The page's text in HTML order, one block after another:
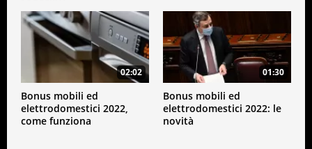
02:02
Bonus mobili ed
elettrodomestici 2022,
come funziona
01:30
Bonus mobili ed
elettrodomestici 2022: le
novità